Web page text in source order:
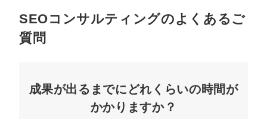
SEOコンサルティングのよくあるご
質問
成果が出るまでにどれくらいの時間が
かかりますか？